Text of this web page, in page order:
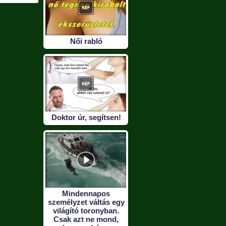
Női rabló
Doktor úr, segítsen!
Mindennapos
személyzet váltás egy
világító toronyban.
Csak azt ne mond,